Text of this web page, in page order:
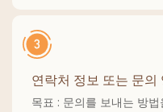
연락처 정보 또는 문
목표 : 문의를 보내는 방